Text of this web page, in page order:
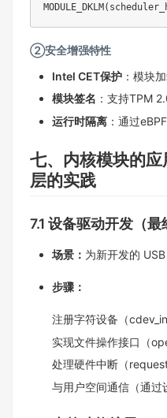
②安全增强特性
Intel CET保护 ：模块
模块签名 ：支持TPM
运行时隔离 ：通过
七、内核模块的
层的实践​
7.1 设备驱动开发（最
场景： 为新开发的
步骤：​
注册字符设备（
实现文件操作接口（
处理硬件中断（
与用户空间通信（通过